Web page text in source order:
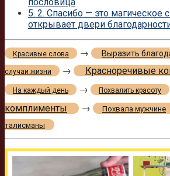
5. 2. Спасибо — это магическое
открывает двери
Красивые слова → Выразить
случаи жизни → Красноречивые
На каждый день → Похвалить красоту
комплименты
→ Похвала мужчине
талисманы